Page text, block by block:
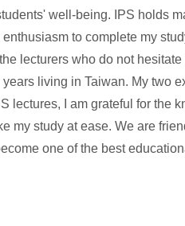
well-being. IPS holds
to complete my
lecturers who do not
living in Taiwan. My two
I am grateful for the
my study at ease. We are
one of the best